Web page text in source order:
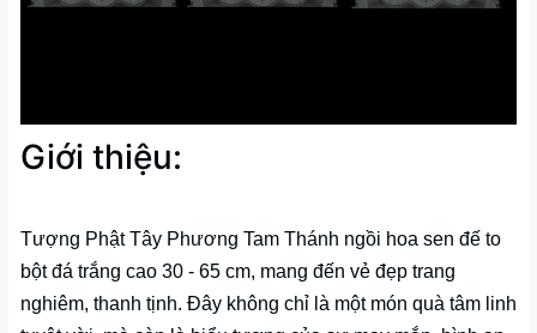
Giới thiệu:
Tượng Phật Tây Phương Tam Thánh ngồi hoa sen đế to
bột đá trắng cao 30 - 65 cm, mang đến vẻ đẹp trang
nghiêm, thanh tịnh. Đây không chỉ là một món quà tâm linh